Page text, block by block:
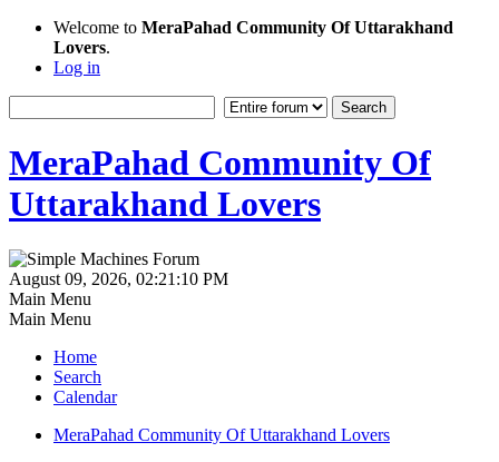
Welcome to MeraPahad Community Of Uttarakhand
Lovers.
Log in
MeraPahad Community Of
Uttarakhand Lovers
August 09, 2026, 02:21:10 PM
Main Menu
Main Menu
Home
Search
Calendar
MeraPahad Community Of Uttarakhand Lovers